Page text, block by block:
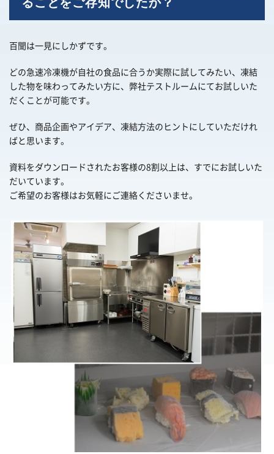
百聞は一見にしかずです。
どの急速冷凍機が自社の食品に合うか実際に試してみたい、凍結
した物を味わってみたい方に、弊社テストルームにてお試しいた
だくことが可能です。
ぜひ、商品企画やアイデア、凍結方法のヒントにしていただけれ
ばと思います。
資料をダウンロードされたお客様の8割以上は、すでにお試しいた
だいています。
ご希望のお客様はお気軽にご連絡くださいませ。